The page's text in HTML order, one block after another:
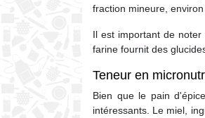
fraction mineure, environ
Il est important de
farine fournit des
Teneur en
Bien que le pain
intéressants. Le miel,